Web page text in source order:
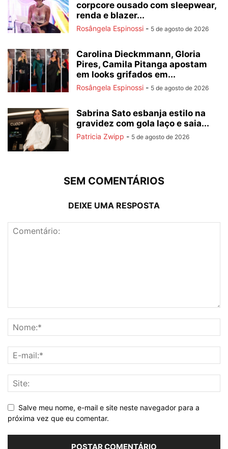
corpcore ousado com sleepwear,
renda e blazer...
Rosângela Espinossi - 5 de agosto de 2026
Carolina Dieckmmann, Gloria
Pires, Camila Pitanga apostam
em looks grifados em...
Rosângela Espinossi - 5 de agosto de 2026
Sabrina Sato esbanja estilo na
gravidez com gola laço e saia...
Patricia Zwipp - 5 de agosto de 2026
SEM COMENTÁRIOS
DEIXE UMA RESPOSTA
Salve meu nome, e-mail e site neste navegador para a
próxima vez que eu comentar.